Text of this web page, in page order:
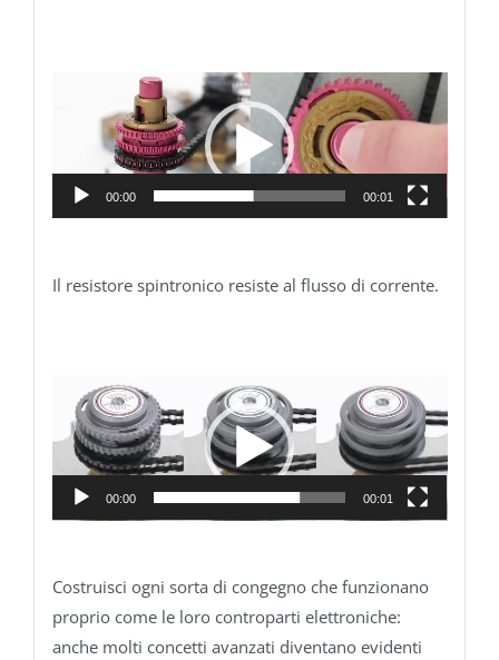
00:00 00:01
Il resistore spintronico resiste al flusso di corrente.
Video
Player
00:00 00:01
Costruisci ogni sorta di congegno che funzionano
proprio come le loro controparti elettroniche:
anche molti concetti avanzati diventano evidenti